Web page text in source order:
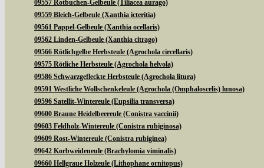
09557 Rotbuchen-Gelbeule (Tiliacea aurago)
09559 Bleich-Gelbeule (Xanthia icteritia)
09561 Pappel-Gelbeule (Xanthia ocellaris)
09562 Linden-Gelbeule (Xanthia citrago)
09566 Rötlichgelbe Herbsteule (Agrochola circellaris)
09575 Rötliche Herbsteule (Agrochola helvola)
09586 Schwarzgefleckte Herbsteule (Agrochola litura)
09591 Westliche Wollschenkeleule (Agrochola (Omphaloscelis) lunosa)
09596 Satellit-Wintereule (Eupsilia transversa)
09600 Braune Heidelbeereule (Conistra vaccinii)
09603 Feldholz-Wintereule (Conistra rubiginosa)
09609 Rost-Wintereule (Conistra rubiginea)
09642 Korbweideneule (Brachylomia viminalis)
09660 Hellgraue Holzeule (Lithophane ornitopus)